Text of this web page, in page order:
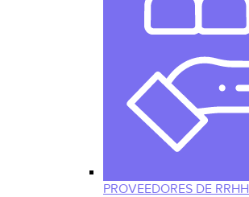
PROVEEDORES DE RRHH